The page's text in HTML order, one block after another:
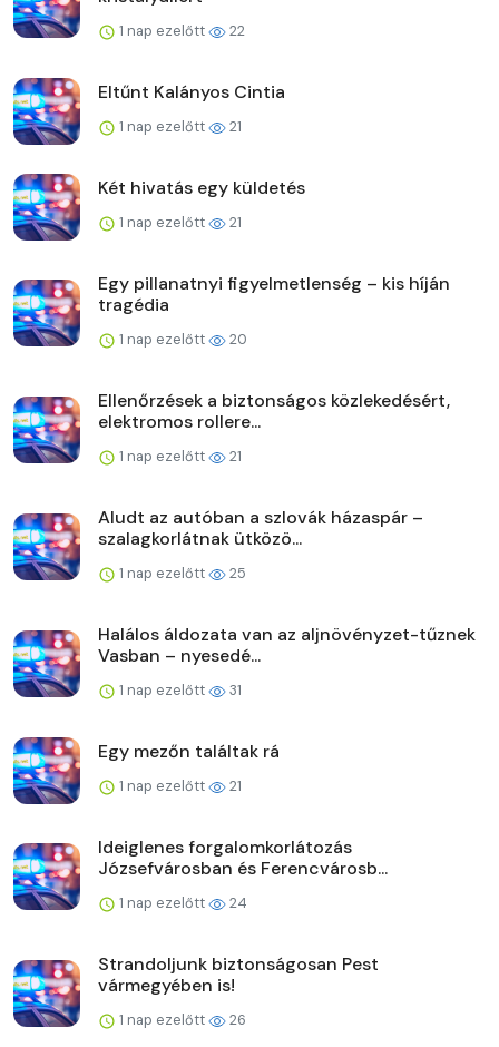
1 nap ezelőtt 22
Eltűnt Kalányos Cintia
1 nap ezelőtt 21
Két hivatás egy küldetés
1 nap ezelőtt 21
Egy pillanatnyi figyelmetlenség – kis híján
tragédia
1 nap ezelőtt 20
Ellenőrzések a biztonságos közlekedésért,
elektromos rollere...
1 nap ezelőtt 21
Aludt az autóban a szlovák házaspár –
szalagkorlátnak ütközö...
1 nap ezelőtt 25
Halálos áldozata van az aljnövényzet-tűznek
Vasban – nyesedé...
1 nap ezelőtt 31
Egy mezőn találtak rá
1 nap ezelőtt 21
Ideiglenes forgalomkorlátozás
Józsefvárosban és Ferencvárosb...
1 nap ezelőtt 24
Strandoljunk biztonságosan Pest
vármegyében is!
1 nap ezelőtt 26